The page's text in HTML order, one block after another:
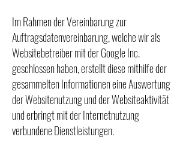
Im Rahmen der Vereinbarung zur
Auftragsdatenvereinbarung, welche wir als
Websitebetreiber mit der Google Inc.
geschlossen haben, erstellt diese mithilfe der
gesammelten Informationen eine Auswertung
der Websitenutzung und der Websiteaktivität
und erbringt mit der Internetnutzung
verbundene Dienstleistungen.